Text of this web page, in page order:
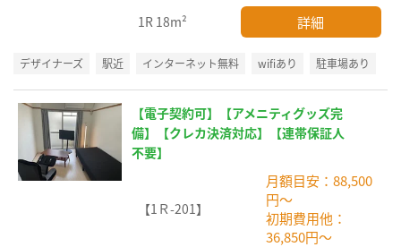
1R 18m² 詳細
デザイナーズ 駅近 インターネット無料 wifiあり 駐車場あり
【電子契約可】【アメニティグッズ完
備】【クレカ決済対応】【連帯保証人
不要】
【1Ｒ-201】
月額目安：88,500
円～
初期費用他：
36,850円～